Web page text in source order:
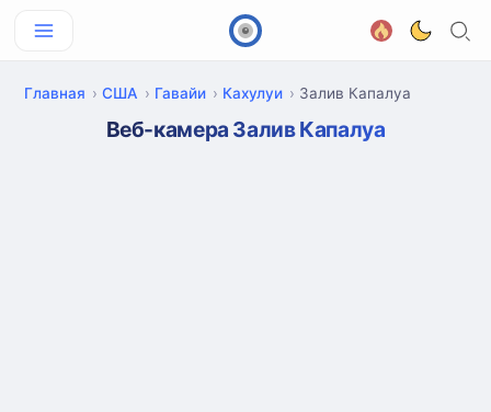
Главная США Гавайи Кахулуи Залив Капалуа
Веб-камера Залив Капалуа